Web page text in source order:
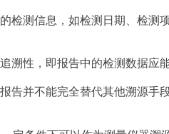
检测信息，如检测日期、检测
溯性，即报告中的检测数据应
告并不能完全替代其他溯源手